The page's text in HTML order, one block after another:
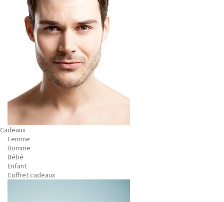
Cadeaux
Femme
Homme
Bébé
Enfant
Coffret cadeaux